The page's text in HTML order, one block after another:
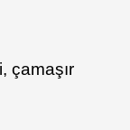
çamaşır